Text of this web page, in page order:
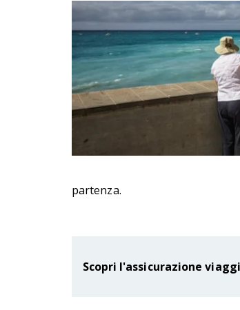
partenza.
Scopri l'assicurazione